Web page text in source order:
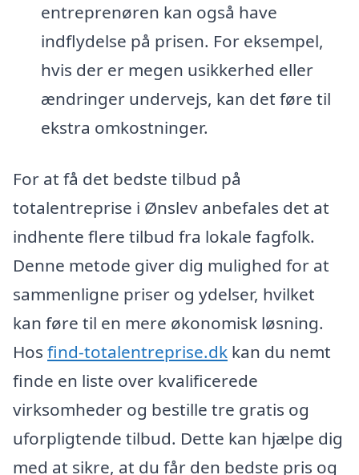
entreprenøren kan også have
indflydelse på prisen. For eksempel,
hvis der er megen usikkerhed eller
ændringer undervejs, kan det føre til
ekstra omkostninger.
For at få det bedste tilbud på
totalentreprise i Ønslev anbefales det at
indhente flere tilbud fra lokale fagfolk.
Denne metode giver dig mulighed for at
sammenligne priser og ydelser, hvilket
kan føre til en mere økonomisk løsning.
Hos find-totalentreprise.dk kan du nemt
finde en liste over kvalificerede
virksomheder og bestille tre gratis og
uforpligtende tilbud. Dette kan hjælpe dig
med at sikre, at du får den bedste pris og